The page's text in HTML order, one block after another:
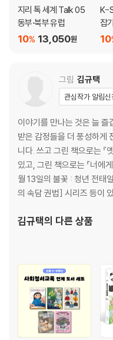
지리 톡 세계 Talk 05
동부·북부 유럽
13,050원
10%
K-
잡기
10
그림 김규택
관심작가 알림신
이야기를 만나는 것은 늘 즐
받은 감정들을 더 풍성하게
니다. 쓰고 그린 책으로는 『
있고, 그린 책으로는 『너에게
월 13일의 불꽃 : 청년 전태일
의 속담 권법] 시리즈 등이
김규택의 다른 상품